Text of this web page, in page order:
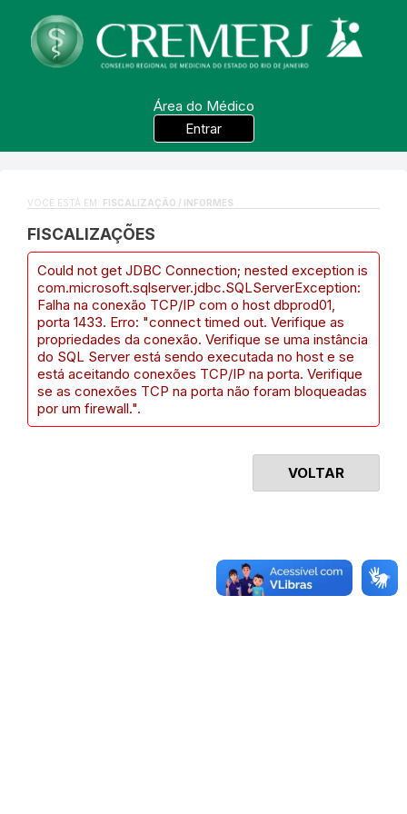
Área do Médico
Entrar
VOCÊ ESTÁ EM: FISCALIZAÇÃO / INFORMES
FISCALIZAÇÕES
Could not get JDBC Connection; nested exception is
com.microsoft.sqlserver.jdbc.SQLServerException:
Falha na conexão TCP/IP com o host dbprod01,
porta 1433. Erro: "connect timed out. Verifique as
propriedades da conexão. Verifique se uma instância
do SQL Server está sendo executada no host e se
está aceitando conexões TCP/IP na porta. Verifique
se as conexões TCP na porta não foram bloqueadas
por um firewall.".
VOLTAR